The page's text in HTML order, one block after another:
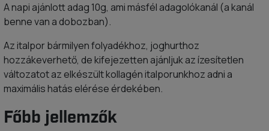
A napi ajánlott adag 10g, ami másfél adagolókanál (a kanál
benne van a dobozban).
Az italpor bármilyen folyadékhoz, joghurthoz
hozzákeverhető, de kifejezetten ajánljuk az ízesítetlen
változatot az elkészült kollagén italporunkhoz adni a
maximális hatás elérése érdekében.
Főbb jellemzők